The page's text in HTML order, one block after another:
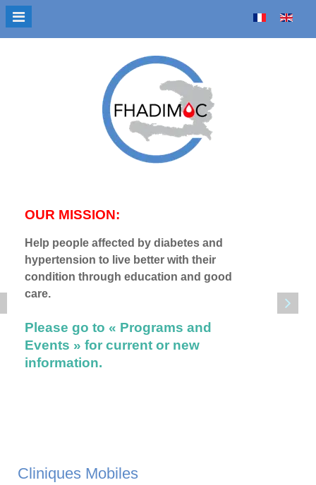
Sélectionnez votre langue
OUR MISSION:
Help people affected by diabetes and
hypertension to live better with their
condition through education and good
care.
Please go to « Programs and
Events » for current or new
information.
Cliniques Mobiles